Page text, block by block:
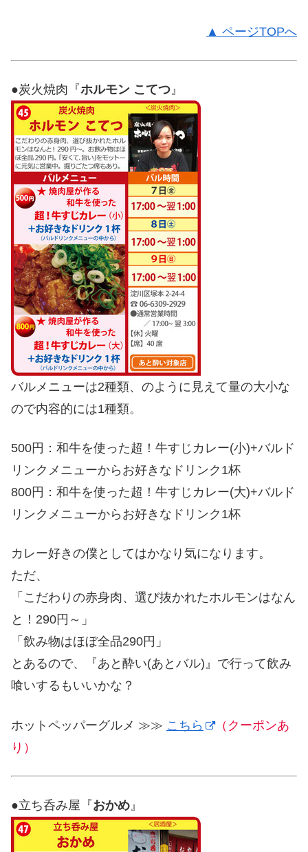
▲ ページTOPへ
●炭火焼肉『ホルモン こてつ 』
バルメニューは2種類、のように見えて量の大小な
ので内容的には1種類。
500円：和牛を使った超！牛すじカレー(小)+バルド
リンクメニューからお好きなドリンク1杯
800円：和牛を使った超！牛すじカレー(大)+バルド
リンクメニューからお好きなドリンク1杯
カレー好きの僕としてはかなり気になります。
ただ、
「こだわりの赤身肉、選び抜かれたホルモンはなん
と！290円～」
「飲み物はほぼ全品290円」
とあるので、『あと酔い(あとバル)』で行って飲み
喰いするもいいかな？
ホットペッパーグルメ ≫≫ こちら
（クーポンあ
り）
●立ち呑み屋『おかめ 』